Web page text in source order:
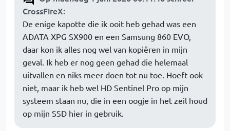
CrossFireX:
De enige kapotte die ik ooit heb gehad was een
ADATA XPG SX900 en een Samsung 860 EVO,
daar kon ik alles nog wel van kopiëren in mijn
geval. Ik heb er nog geen gehad die helemaal
uitvallen en niks meer doen tot nu toe. Hoeft ook
niet, maar ik heb wel HD Sentinel Pro op mijn
systeem staan nu, die in een oogje in het zeil houd
op mijn SSD hier in gebruik.